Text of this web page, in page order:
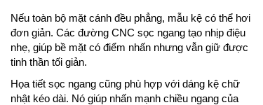
Nếu toàn bộ mặt cánh đều phẳng, mẫu kệ có thể hơi
đơn giản. Các đường CNC sọc ngang tạo nhịp điệu
nhẹ, giúp bề mặt có điểm nhấn nhưng vẫn giữ được
tinh thần tối giản.
Họa tiết sọc ngang cũng phù hợp với dáng kệ chữ
nhật kéo dài. Nó giúp nhấn mạnh chiều ngang của